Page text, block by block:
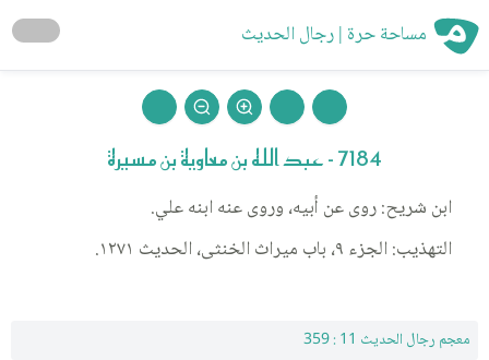
مساحة حرة | رجال الحديث
7184 - عبد الله بن معاوية بن مسيرة
ابن شريح: روى عن أبيه، وروى عنه ابنه علي.
التهذيب: الجزء ٩، باب ميراث الخنثى، الحديث ١٢٧١.
معجم رجال الحديث 11 : 359